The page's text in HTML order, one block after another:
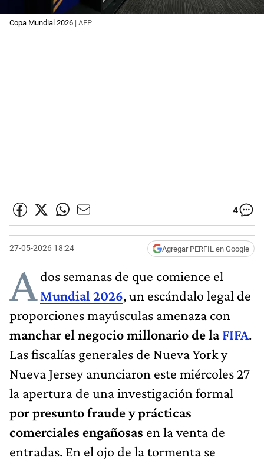
Copa Mundial 2026 | AFP
4
27-05-2026 18:24 Agregar PERFIL en Google
Ados semanas de que comience el
Mundial 2026, un escándalo legal de
proporciones mayúsculas amenaza con
manchar el negocio millonario de laFIFA.
Las fiscalías generales de Nueva York y
Nueva Jersey anunciaron este miércoles 27
la apertura de una investigación formal
por presunto fraude y prácticas
comerciales engañosas en la venta de
entradas. En el ojo de la tormenta se